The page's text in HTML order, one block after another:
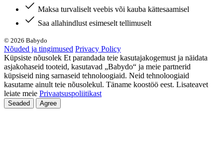
Maksa turvaliselt veebis või kauba kättesaamisel
Saa allahindlust esimeselt tellimuselt
© 2026 Babydo
Nõuded ja tingimused Privacy Policy
Küpsiste nõusolek Et parandada teie kasutajakogemust ja näidata
asjakohaseid tooteid, kasutavad „Babydo“ ja meie partnerid
küpsiseid ning sarnaseid tehnoloogiaid. Neid tehnoloogiaid
kasutame ainult teie nõusolekul. Täname koostöö eest. Lisateavet
leiate meie Privaatsuspoliitikast
Seaded Agree